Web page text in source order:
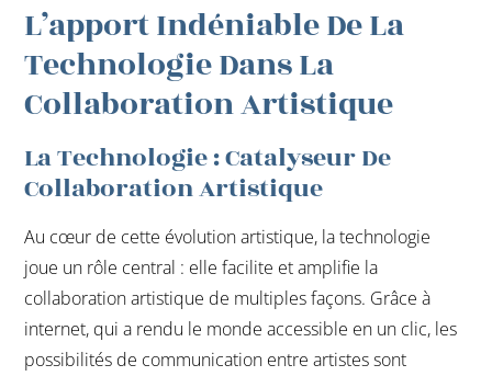
L’apport Indéniable De La
Technologie Dans La
Collaboration Artistique
La Technologie : Catalyseur De
Collaboration Artistique
Au cœur de cette évolution artistique, la technologie
joue un rôle central : elle facilite et amplifie la
collaboration artistique de multiples façons. Grâce à
internet, qui a rendu le monde accessible en un clic, les
possibilités de communication entre artistes sont